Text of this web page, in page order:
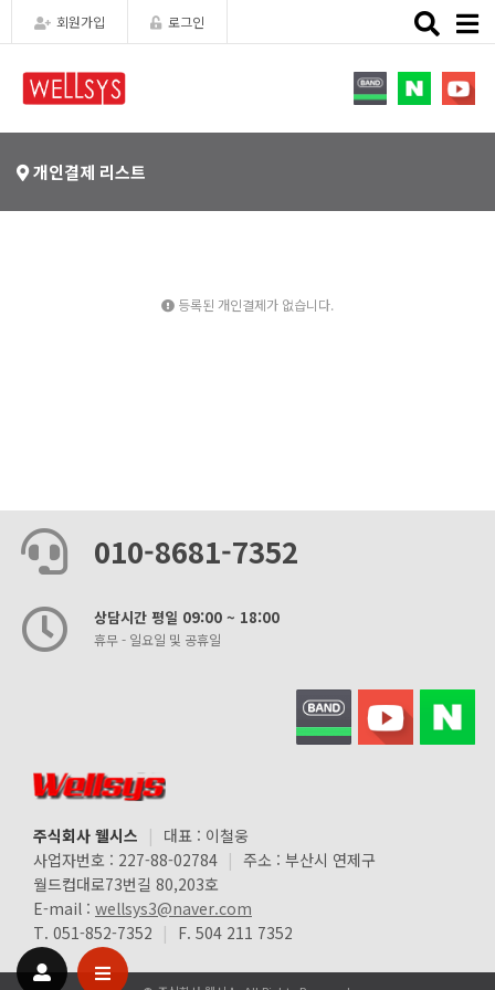
회원가입 로그인
Toggle
개인결제 리스트
등록된 개인결제가 없습니다.
010-8681-7352
상담시간 평일 09:00 ~ 18:00
휴무 - 일요일 및 공휴일
주식회사 웰시스 | 대표 : 이철웅
사업자번호 : 227-88-02784 | 주소 : 부산시 연제구
월드컵대로73번길 80,203호
E-mail : wellsys3@naver.com
T. 051-852-7352 | F. 504 211 7352